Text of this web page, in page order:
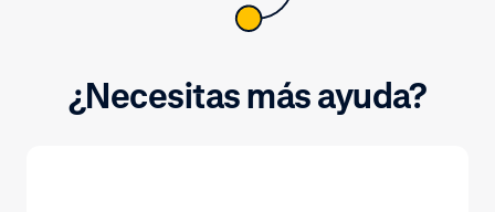
¿Necesitas más ayuda?